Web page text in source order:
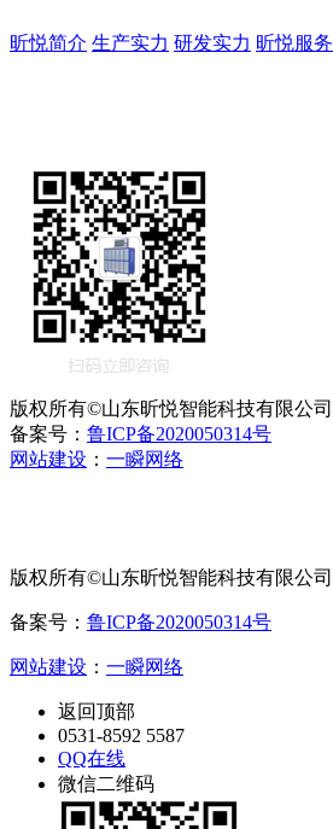
昕悦简介 生产实力 研发实力 昕悦服务
版权所有©山东昕悦智能科技有限公司
备案号： 鲁ICP备2020050314号
网站建设 ： 一瞬网络
版权所有©山东昕悦智能科技有限公司
备案号： 鲁ICP备2020050314号
网站建设 ： 一瞬网络
返回顶部
0531-8592 5587
QQ在线
微信二维码